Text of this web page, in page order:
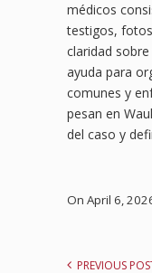
médicos
testigos,
claridad
ayuda para
comunes y
pesan en
del caso y
On April 6,
PREVIOUS